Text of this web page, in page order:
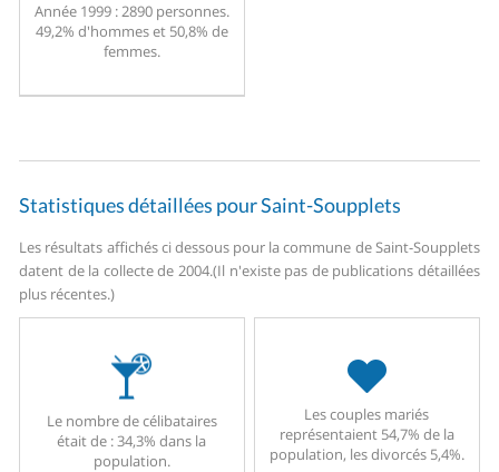
Année 1999 :2890 personnes.
49,2% d'hommes et 50,8% de
femmes.
Statistiques détaillées pour Saint-Soupplets
Les résultats affichés ci dessous pour la commune de Saint-Soupplets
datent de la collecte de 2004.(Il n'existe pas de publications détaillées
plus récentes.)
Le nombre de célibataires
était de : 34,3% dans la
population.
Les couples mariés
représentaient 54,7% de la
population, les divorcés 5,4%.